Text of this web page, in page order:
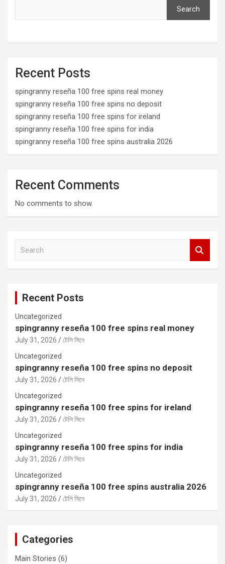
Search
Recent Posts
spingranny reseña 100 free spins real money
spingranny reseña 100 free spins no deposit
spingranny reseña 100 free spins for ireland
spingranny reseña 100 free spins for india
spingranny reseña 100 free spins australia 2026
Recent Comments
No comments to show.
Recent Posts
Uncategorized
spingranny reseña 100 free spins real money
July 31, 2026
টেলি সিনে
Uncategorized
spingranny reseña 100 free spins no deposit
July 31, 2026
টেলি সিনে
Uncategorized
spingranny reseña 100 free spins for ireland
July 31, 2026
টেলি সিনে
Uncategorized
spingranny reseña 100 free spins for india
July 31, 2026
টেলি সিনে
Uncategorized
spingranny reseña 100 free spins australia 2026
July 31, 2026 টেলি সিনে
Categories
Main Stories (6)